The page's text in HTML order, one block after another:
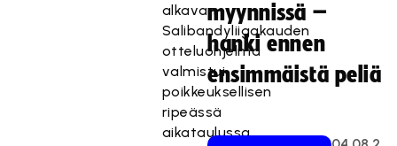
alkavan
Salibandyliigakauden
otteluohjelma
valmistui
poikkeuksellisen
ripeässä
aikataulussa.
myynnissä –
hanki ennen
ensimmäistä peliä